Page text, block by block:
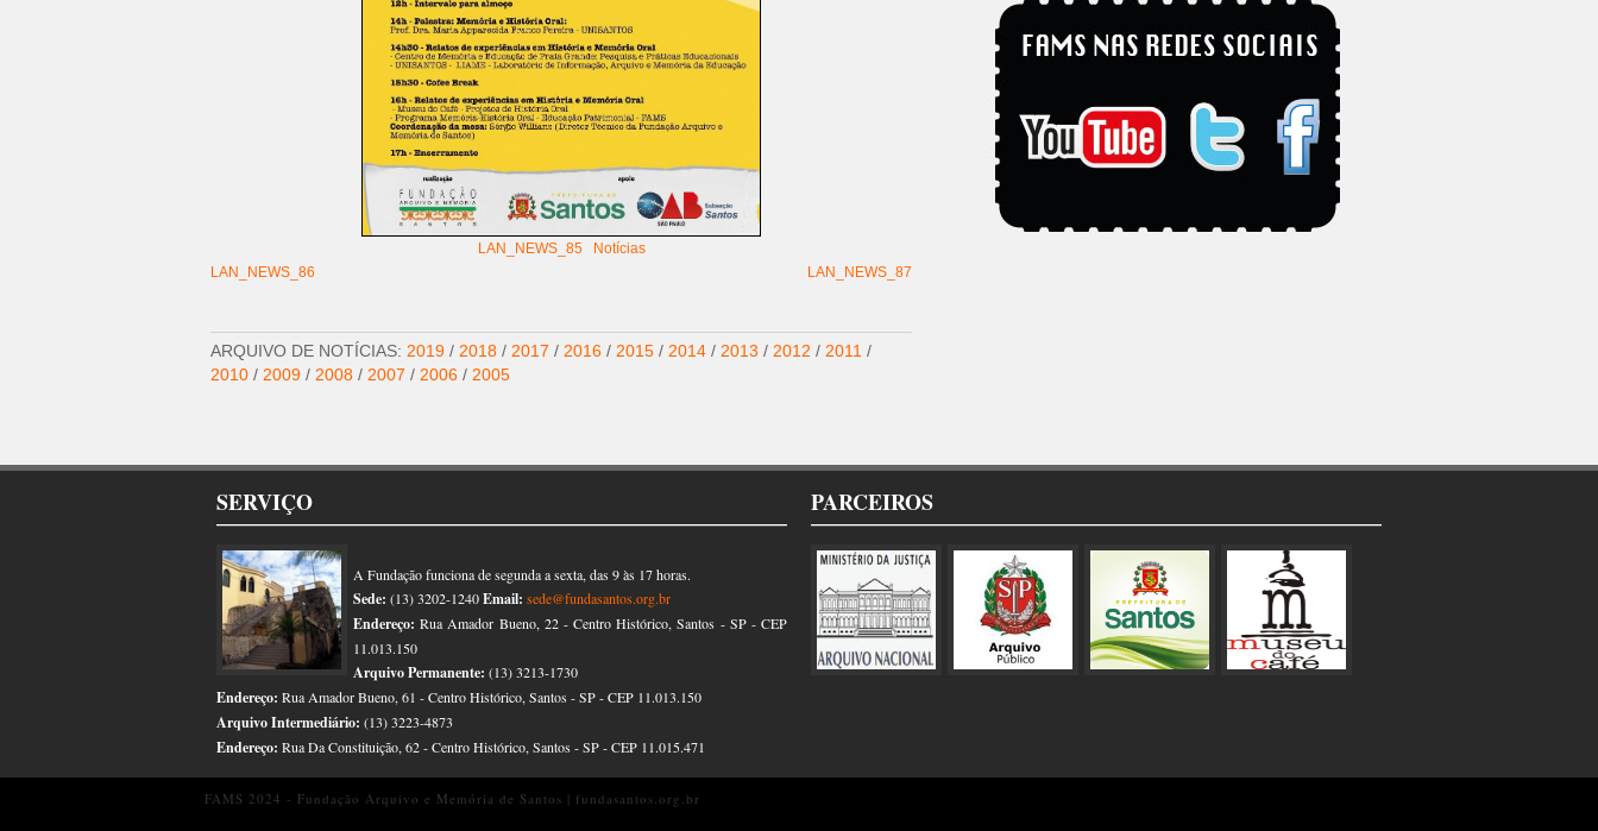
LAN_NEWS_85
Notícias
LAN_NEWS_86
LAN_NEWS_87
ARQUIVO DE NOTÍCIAS: 2019 / 2018 / 2017 / 2016 / 2015 / 2014 / 2013 / 2012 / 2011 /
2010 / 2009 / 2008 / 2007 / 2006 / 2005
SERVIÇO
A Fundação funciona de segunda a sexta, das 9 às 17 horas.
Sede: (13) 3202-1240Email: sede@fundasantos.org.br
Endereço: Rua Amador Bueno, 22 - Centro Histórico, Santos - SP - CEP
11.013.150
Arquivo Permanente: (13) 3213-1730
Endereço: Rua Amador Bueno, 61 - Centro Histórico, Santos - SP - CEP 11.013.150
Arquivo Intermediário: (13) 3223-4873
Endereço: Rua Da Constituição, 62 - Centro Histórico, Santos - SP - CEP 11.015.471
PARCEIROS
FAMS 2024 - Fundação Arquivo e Memória de Santos | fundasantos.org.br